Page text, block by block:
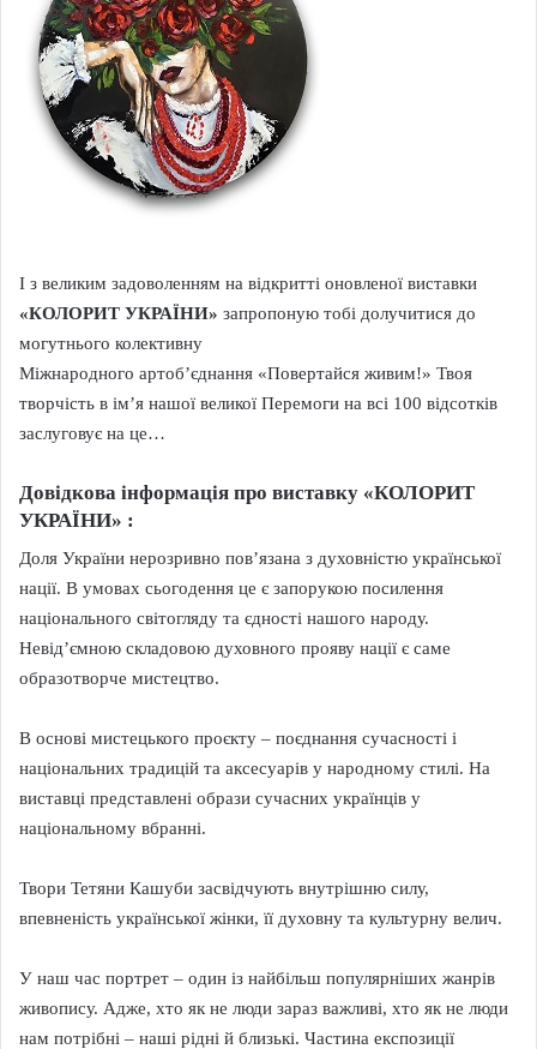
І з великим задоволенням на відкритті оновленої виставки
«КОЛОРИТ УКРАЇНИ» запропоную тобі долучитися до
могутнього колективну
Міжнародного артоб’єднання «Повертайся живим!» Твоя
творчість в ім’я нашої великої Перемоги на всі 100 відсотків
заслуговує на це…
Довідкова інформація про виставку «КОЛОРИТ
УКРАЇНИ» :
Доля України нерозривно пов’язана з духовністю української
нації. В умовах сьогодення це є запорукою посилення
національного світогляду та єдності нашого народу.
Невід’ємною складовою духовного прояву нації є саме
образотворче мистецтво.
В основі мистецького проєкту – поєднання сучасності і
національних традицій та аксесуарів у народному стилі. На
виставці представлені образи сучасних українців у
національному вбранні.
Твори Тетяни Кашуби засвідчують внутрішню силу,
впевненість української жінки, її духовну та культурну велич.
У наш час портрет – один із найбільш популярніших жанрів
живопису. Адже, хто як не люди зараз важливі, хто як не люди
нам потрібні – наші рідні й близькі. Частина експозиції